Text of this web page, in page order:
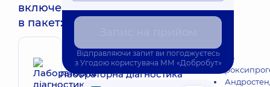
включені
в пакет:
Лабораторна діагностика
17-
Відправляючи запит ви погоджуєтесь
з Угодою користувача ММ «Добробут»